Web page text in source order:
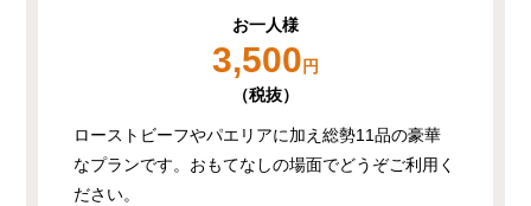
お一人様
3,500 円
（税抜）
ローストビーフやパエリアに加え総勢11品の豪華
なプランです。おもてなしの場面でどうぞご利用く
ださい。